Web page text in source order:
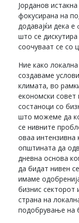
Јорданов
фокусирана на
додавајќи дека
што се
соочуваат се со
Ние како
создаваме
климата, во
економски
состаноци со
што можеме да
се нивните
оваа интензивна
општината да
дневна основа
да бидат нивен
имаме
бизнис секторот
страна на
подобрување на